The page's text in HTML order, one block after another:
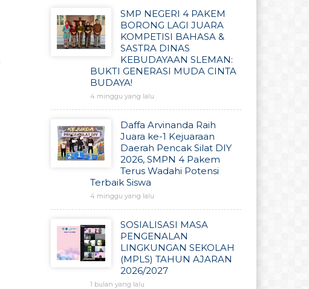
SMP NEGERI 4 PAKEM
BORONG LAGI JUARA
KOMPETISI BAHASA &
SASTRA DINAS
KEBUDAYAAN SLEMAN:
BUKTI GENERASI MUDA CINTA
BUDAYA!
4 minggu yang lalu
Daffa Arvinanda Raih
Juara ke-1 Kejuaraan
Daerah Pencak Silat DIY
2026, SMPN 4 Pakem
Terus Wadahi Potensi
Terbaik Siswa
4 minggu yang lalu
SOSIALISASI MASA
PENGENALAN
LINGKUNGAN SEKOLAH
(MPLS) TAHUN AJARAN
2026/2027
1 bulan yang lalu